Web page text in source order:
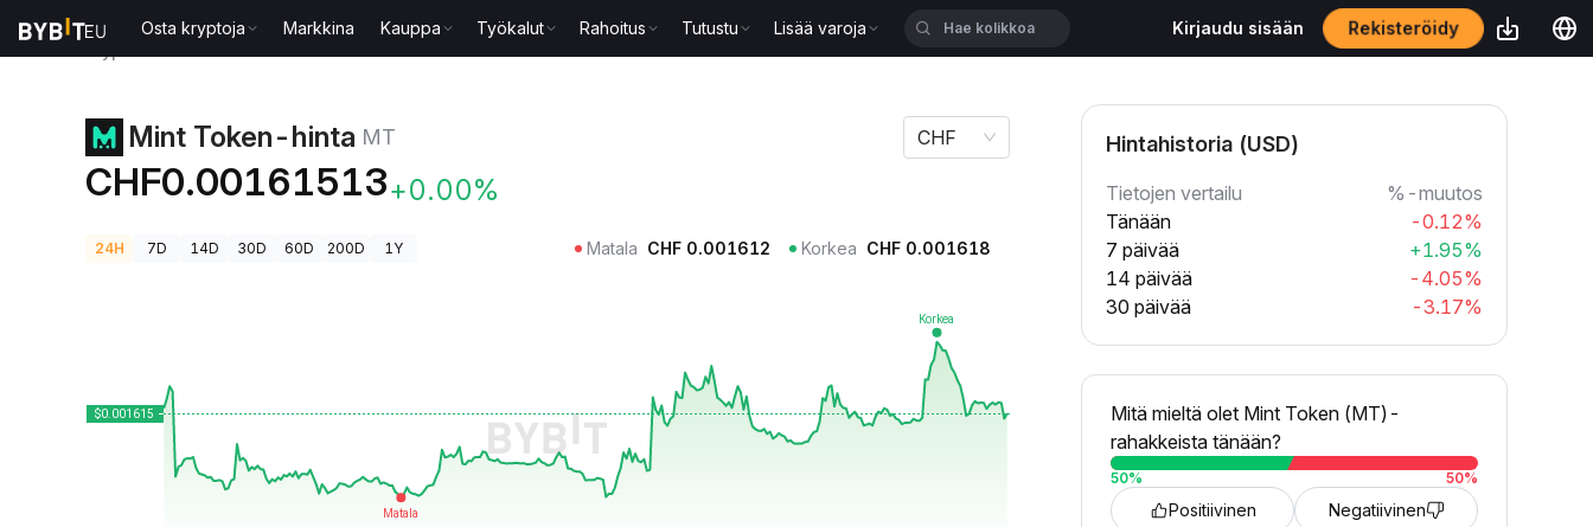
Osta kryptoja Markkina Kauppa Työkalut Rahoitus Tutustu Lisää varoja Kirjaudu sisään Rekisteröidy
Mint Token-hinta MT
CHF0.00161513+0.00%
CHF
24H 7D 14D 30D 60D 200D 1Y Matala CHF 0.001612 Korkea CHF 0.001618
Hintahistoria (USD)
Tietojen vertailu
%-muutos
Tänään
-0.12%
7 päivää
+1.95%
14 päivää
-4.05%
30 päivää
-3.17%
Mitä mieltä olet Mint Token (MT)-
rahakkeista tänään?
50% 50%
Positiivinen Negatiivinen